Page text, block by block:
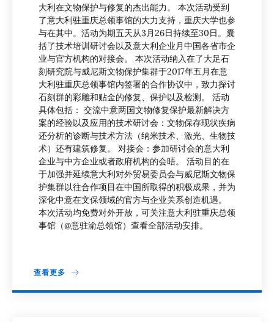
大利在文物保护与修复的杰出能力。 本次活动受到
了意大利驻重庆总领事馆的大力支持，重庆大学也参
与在其中。活动为期五天从3月26日持续至30日。囊
括了技术培训研讨会以及意大利企业月中国各省市企
业与官方机构的对接会。 本次活动纳入在了大足石
刻研究院与威尼斯文物保护集群于2017年五月在意
大利驻重庆总领事馆内签署的合作协议中，致力探讨
石刻群的彩雕和贴金的修复、保护以及检测。 活动
具体包括： 交流中意两国文物修复保护最新解决方
案的经验以及应用的技术研讨会：文物保存现状疾病
还分析的诊断与技术方法（纳米技术、激光、生物技
术）还有建筑修复。 对接会：参加研讨会的意大利
企业与中方企业或者政府机构的会晤。 活动目的在
于加强并延续意大利对外贸易委员会与威尼斯文物保
护集群以往合作项目在中国所取得的积极成果，并为
深化中意在文保领域的官方与企业关系创造机遇。
本次活动均免费对外开放，可关注意大利驻重庆总领
事馆（@意驻渝总领馆）查看全部活动安排。
查看更多